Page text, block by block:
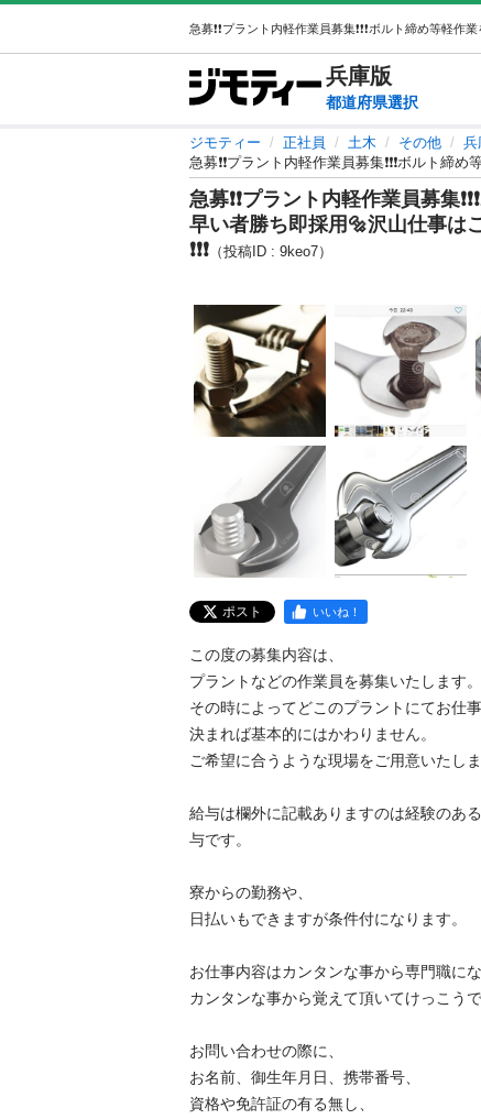
兵庫版
都道府県選択
ジモティー 正社員 土木 その他 兵
急募❗️❗️プラント内軽作業員募集❗️❗️❗️ボルト
急募❗️❗️プラント内軽作業員募集
早い者勝ち即採用🔩沢山仕事は
❗️❗️❗️ （投稿ID : 9keo7）
ポスト いいね！
この度の募集内容は、
プラントなどの作業員を募集いたします。
その時によってどこのプラントにてお仕
決まれば基本的にはかわりません。
ご希望に合うような現場をご用意いたしま
給与は欄外に記載ありますのは経験のあ
与です。
寮からの勤務や、
日払いもできますが条件付になります。
お仕事内容はカンタンな事から専門職に
カンタンな事から覚えて頂いてけっこうで
お問い合わせの際に、
お名前、御生年月日、携帯番号、
資格や免許証の有る無し、